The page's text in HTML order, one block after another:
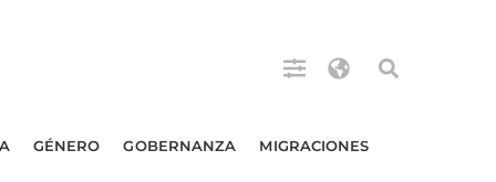
GÉNERO GOBERNANZA MIGRACIONES